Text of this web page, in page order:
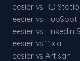
eesier vs RD
eesier vs HubSpot
eesier vs LinkedIn
eesier vs 11x.ai
eesier vs Artisan